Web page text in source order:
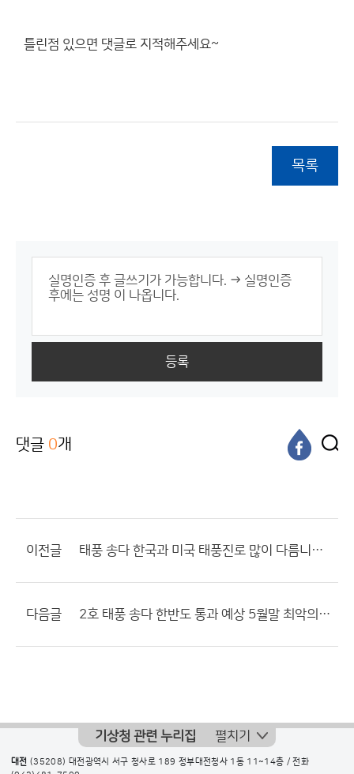
틀린점 있으면 댓글로 지적해주세요~
목록
등록
댓글 0개
이전글 태풍 송다 한국과 미국 태풍진로 많이 다름니다 사황설명좀?
다음글 2호 태풍 송다 한반도 통과 예상 5월말 최악의 사황
기상청 관련 누리집 펼치기
대전 (35208) 대전광역시 서구 청사로 189 정부대전청사 1동 11~14층 / 전화